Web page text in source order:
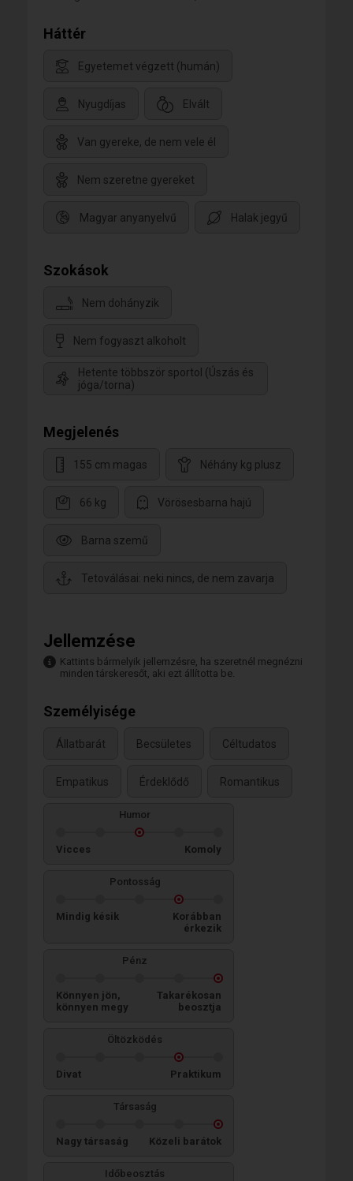
Háttér
Egyetemet végzett (humán)
Nyugdíjas Elvált
Van gyereke, de nem vele él
Nem szeretne gyereket
Magyar anyanyelvű Halak jegyű
Szokások
Nem dohányzik
Nem fogyaszt alkoholt
Hetente többször sportol (Úszás és
jóga/torna)
Megjelenés
155 cm magas Néhány kg plusz
66 kg Vörösesbarna hajú
Barna szemű
Tetoválásai: neki nincs, de nem zavarja
Jellemzése
Kattints bármelyik jellemzésre, ha szeretnél megnézni
minden társkeresőt, aki ezt állította be.
Személyisége
Állatbarát Becsületes Céltudatos
Empatikus Érdeklődő Romantikus
Humor
Vicces Komoly
Pontosság
Mindig késik
Korábban
érkezik
Pénz
Könnyen jön,
könnyen megy
Takarékosan
beosztja
Öltözködés
Divat Praktikum
Társaság
Nagy társaság Közeli barátok
Időbeosztás